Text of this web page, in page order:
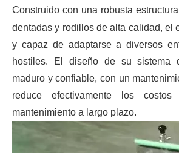
Construido con una robusta
dentadas y rodillos de alta calidad, el
y capaz de adaptarse a diversos
hostiles. El diseño de su sistema
maduro y confiable, con un
reduce efectivamente los
mantenimiento a largo plazo.